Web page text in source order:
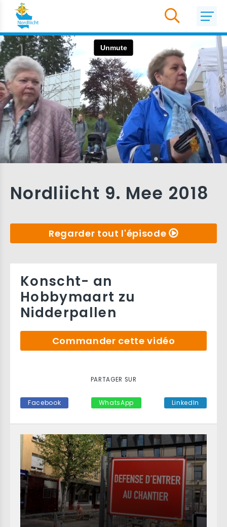
Nordliicht 9. Mee 2018
Regarder tout l'épisode
Konscht- an
Hobbymaart zu
Nidderpallen
Commander cette vidéo
PARTAGER SUR
Facebook WhatsApp LinkedIn